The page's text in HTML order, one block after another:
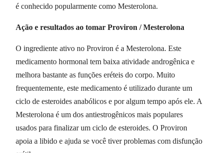
é conhecido popularmente como Mesterolona.
Ação e resultados ao tomar Proviron / Mesterolona
O ingrediente ativo no Proviron é a Mesterolona. Este
medicamento hormonal tem baixa atividade androgênica e
melhora bastante as funções eréteis do corpo. Muito
frequentemente, este medicamento é utilizado durante um
ciclo de esteroides anabólicos e por algum tempo após ele. A
Mesterolona é um dos antiestrogênicos mais populares
usados para finalizar um ciclo de esteroides. O Proviron
apoia a libido e ajuda se você tiver problemas com disfunção